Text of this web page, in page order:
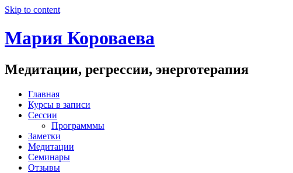
Skip to content
Мария Короваева
Медитации, регрессии, энерготерапия
Главная
Курсы в записи
Сессии
Программмы
Заметки
Медитации
Семинары
Отзывы